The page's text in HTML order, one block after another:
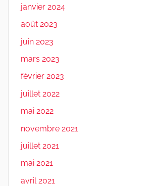
janvier 2024
août 2023
juin 2023
mars 2023
février 2023
juillet 2022
mai 2022
novembre 2021
juillet 2021
mai 2021
avril 2021